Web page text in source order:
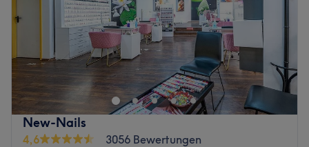
New-Nails
4,6
3056 Bewertungen